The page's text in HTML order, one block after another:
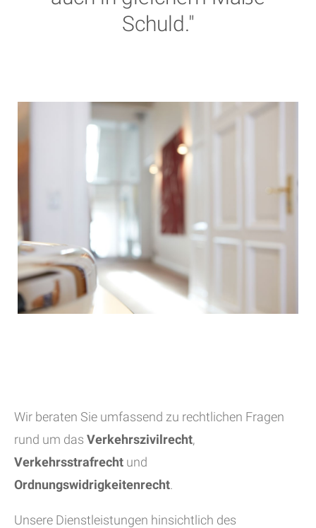
Schuld."
Wir beraten Sie umfassend zu rechtlichen Fragen
rund um das Verkehrszivilrecht,
Verkehrsstrafrecht und
Ordnungswidrigkeitenrecht
Unsere Dienstleistungen hinsichtlich des